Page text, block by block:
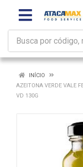
INÍCIO
AZEITONA VERDE VALE
VD 130G